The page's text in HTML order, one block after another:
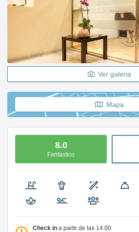
Ver galeria
Mapa
8.0
Fantástico
Check in a partir de las 14:00